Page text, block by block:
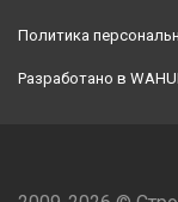
Политика
Разработано в